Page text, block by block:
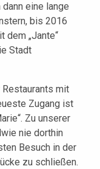
eine lange
bis 2016
dem „Jante“
Stadt
mit
Zugang ist
Zu unserer
nie dorthin
Besuch in der
zu schließen.